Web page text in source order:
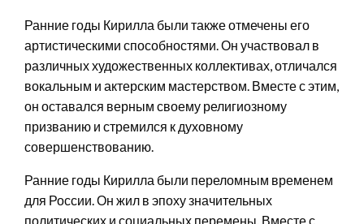
Ранние годы Кирилла были также отмечены его
артистическими способностями. Он участвовал в
различных художественных коллективах, отличался
вокальным и актерским мастерством. Вместе с этим,
он оставался верным своему религиозному
призванию и стремился к духовному
совершенствованию.
Ранние годы Кирилла были переломным временем
для России. Он жил в эпоху значительных
политических и социальных перемены. Вместе с